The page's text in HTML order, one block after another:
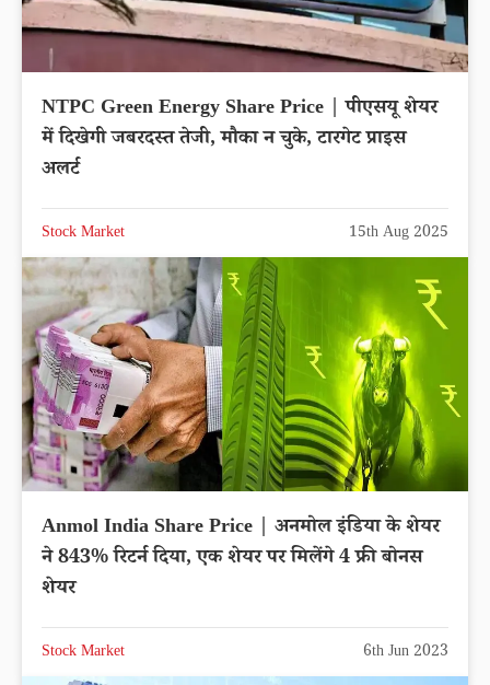
NTPC Green Energy Share Price | पीएसयू शेयर
में दिखेगी जबरदस्त तेजी, मौका न चुके, टारगेट प्राइस
अलर्ट
Stock Market 15th Aug 2025
Anmol India Share Price | अनमोल इंडिया के शेयर
ने 843% रिटर्न दिया, एक शेयर पर मिलेंगे 4 फ्री बोनस
शेयर
Stock Market 6th Jun 2023